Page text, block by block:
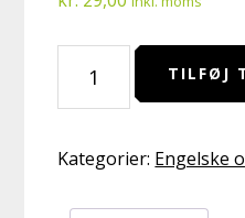
engelske
hentediktater
årstiderne
TILFØJ
Kategorier: Engelske